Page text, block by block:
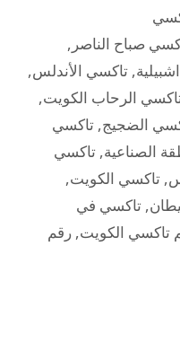
صباح الناصر ,
, تاكسي الأندلس,
الرحاب الكويت,
الضجيج, تاكسي
الصناعية, تاكسي
, تاكسي الكويت,
, تاكسي في
تاكسي الكويت, رقم